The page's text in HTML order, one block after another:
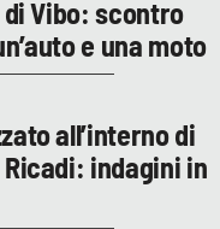
Vibo: scontro
e una moto
all’interno di
Ricadi: indagini in